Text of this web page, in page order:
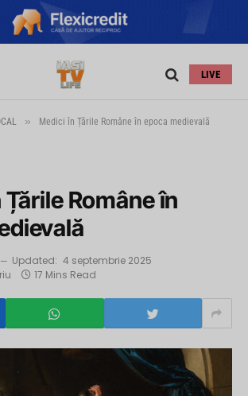
LIVE
» Medici în Țările Române în epoca medievală
Române în
Updated: 4 septembrie 2025
17 Mins Read